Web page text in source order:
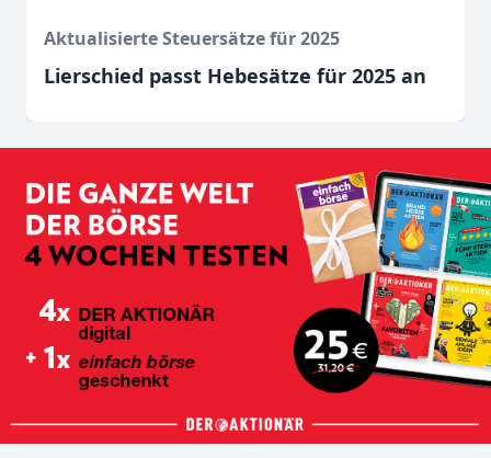
Aktualisierte Steuersätze für 2025
Lierschied passt Hebesätze für 2025 an